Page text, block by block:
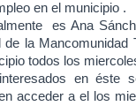
en el municipio .
es Ana
de la Mancomunidad
todos los
en éste
acceder a el los